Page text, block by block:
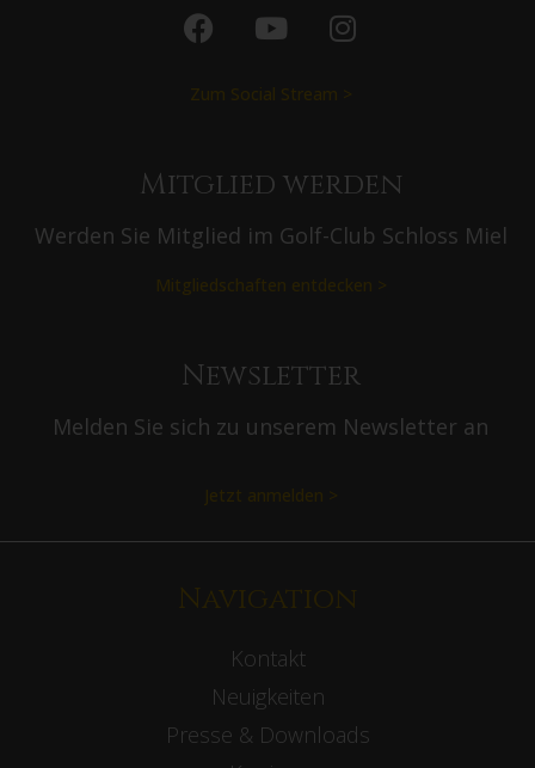
Zum Social Stream >
Mitglied werden
Werden Sie Mitglied im Golf-Club Schloss Miel
Mitgliedschaften entdecken >
Newsletter
Melden Sie sich zu unserem Newsletter an
Jetzt anmelden >
Navigation
Kontakt
Neuigkeiten
Presse & Downloads